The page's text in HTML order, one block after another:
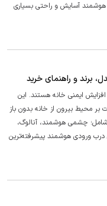
هوشمند آسایش و راحتی بسیاری
برند و راهنمای خرید
ایمنی خانه هستند. این
بر محیط بیرون از خانه بدون باز
چشمی هوشمند، آنالوگ،
ورودی هوشمند پیشرفته‌ترین